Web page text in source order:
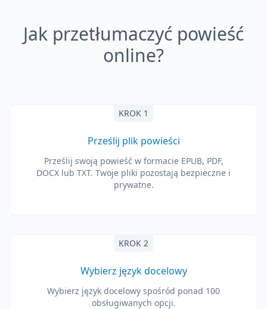
Jak przetłumaczyć powieść
online?
KROK 1
Prześlij plik powieści
Prześlij swoją powieść w formacie EPUB, PDF,
DOCX lub TXT. Twoje pliki pozostają bezpieczne i
prywatne.
KROK 2
Wybierz język docelowy
Wybierz język docelowy spośród ponad 100
obsługiwanych opcji.